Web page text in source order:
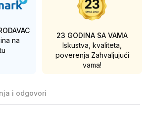
na
23 GODINA SA VAMA
Iskustva, kvaliteta,
poverenja Zahvaljujući
vama!
i odgovori